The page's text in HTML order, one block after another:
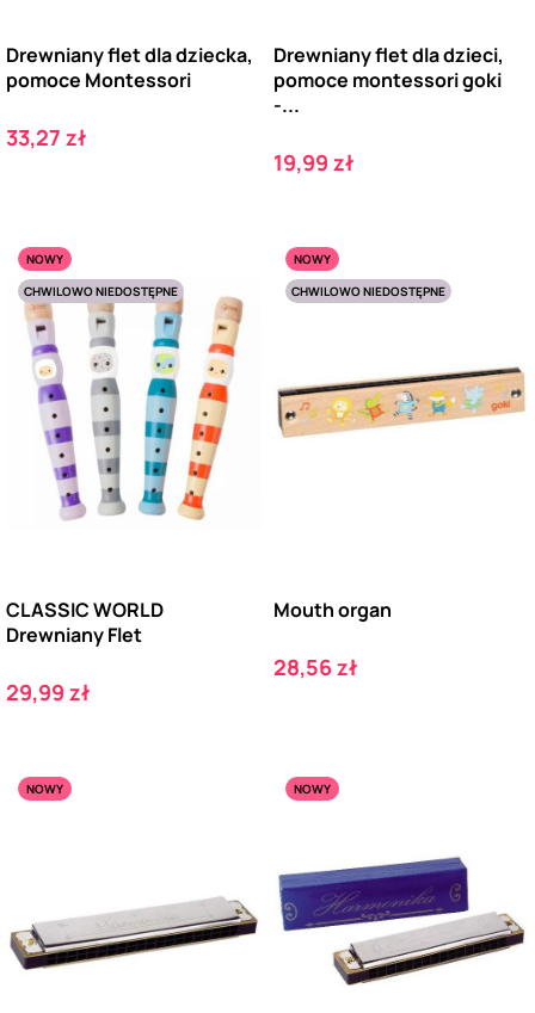
Drewniany flet dla dziecka,
pomoce Montessori
Cena
33,27 zł
Drewniany flet dla dzieci,
pomoce montessori goki
-...
Cena
19,99 zł
NOWY
CHWILOWO NIEDOSTĘPNE
CLASSIC WORLD
Drewniany Flet
Cena
29,99 zł
NOWY
CHWILOWO NIEDOSTĘPNE
Mouth organ
Cena
28,56 zł
NOWY NOWY